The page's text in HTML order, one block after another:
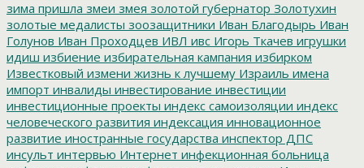
зима пришла змеи змея золотой губернатор Золотухин
золотые медалисты зоозащитники Иван Благодырь Иван
Голунов Иван Проходцев ИВЛ ивс Игорь Ткачев игрушки
идиш избиение избирательная кампания избирком
Известковый измени жизнь к лучшему Израиль имена
импорт инвалиды инвестирование инвестиции
инвестиционные проекты индекс самоизоляции индекс
человеческого развития индексация инновационное
развитие иностранные государства инспектор ДПС
инсульт интервью Интернет инфекционная больница